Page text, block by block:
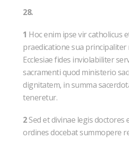
28.
1 Hoc enim ipse vir catholicus
praedicatione sua
Ecclesiae fides inviolabiliter
sacramenti quod ministerio
dignitatem, in summa
teneretur.
2Sed et divinae legis doctores
ordines docebat summopere